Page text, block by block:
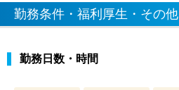
勤務条件・福利厚生・その他
勤務日数・時間